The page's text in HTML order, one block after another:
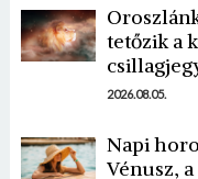
tetőzik a
2026.08.05.
Napi
Vénusz,